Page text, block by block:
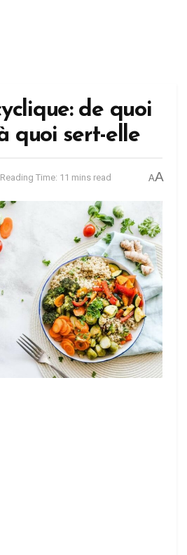
de quoi
quoi sert-elle
Reading Time: 11 mins read AA